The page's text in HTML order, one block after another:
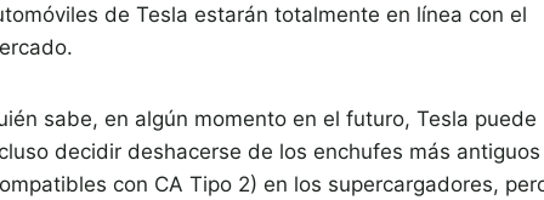
de Tesla estarán totalmente en línea con el
sabe, en algún momento en el futuro, Tesla puede
decidir deshacerse de los enchufes más antiguos
con CA Tipo 2) en los supercargadores,